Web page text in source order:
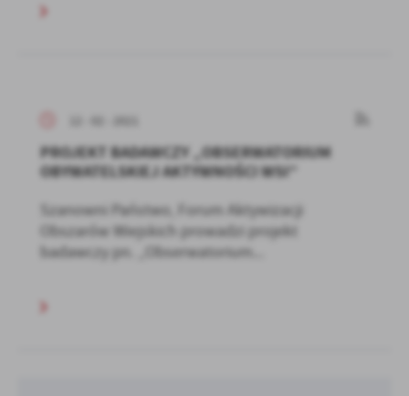
PROJEKT BADAWCZY „OBSERWATORIUM
OBYWATELSKIEJ AKTYWNOŚCI WSI”
Szanowni Państwo, Forum Aktywizacji
Obszarów Wiejskich prowadzi projekt
badawczy pn. „Obserwatorium...